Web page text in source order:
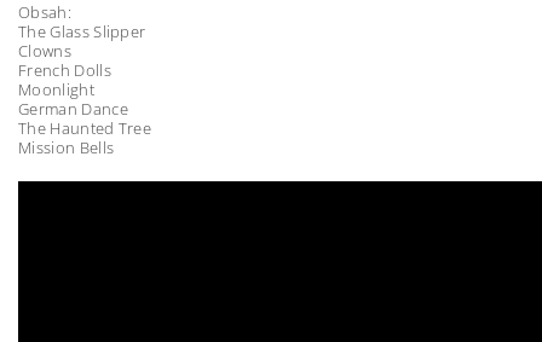
Obsah:
The Glass Slipper
Clowns
French Dolls
Moonlight
German Dance
The Haunted Tree
Mission Bells